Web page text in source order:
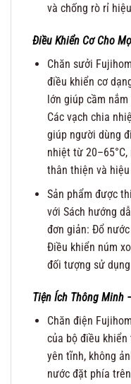
và chống rò rỉ
Điều Khiển Cơ Cho
Chăn sưởi
điều khiển cơ
lớn giúp cầm
Các vạch chia
giúp người dùng
nhiệt từ
thân thiện và
Sản phẩm được
với Sách hướng
đơn giản: Đổ
Điều khiển núm
đối tượng sử dụng
Tiện Ích Thông Minh
Chăn điện
của bộ điều
yên tĩnh, không
nước đặt phía